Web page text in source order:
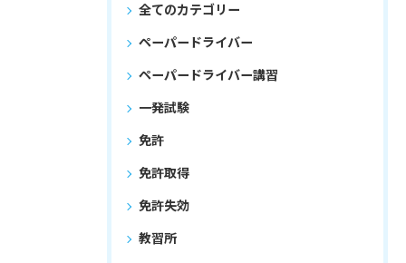
全てのカテゴリー
ペーパードライバー
ペーパードライバー講習
一発試験
免許
免許取得
免許失効
教習所